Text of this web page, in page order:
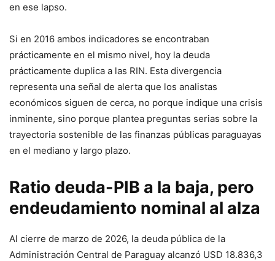
en ese lapso.
Si en 2016 ambos indicadores se encontraban
prácticamente en el mismo nivel, hoy la deuda
prácticamente duplica a las RIN. Esta divergencia
representa una señal de alerta que los analistas
económicos siguen de cerca, no porque indique una crisis
inminente, sino porque plantea preguntas serias sobre la
trayectoria sostenible de las finanzas públicas paraguayas
en el mediano y largo plazo.
Ratio deuda-PIB a la baja, pero
endeudamiento nominal al alza
Al cierre de marzo de 2026, la deuda pública de la
Administración Central de Paraguay alcanzó USD 18.836,3